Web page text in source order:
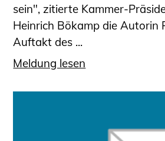
sein", zitierte Kammer-
Heinrich Bökamp die Autorin
Auftakt des ...
Meldung lesen